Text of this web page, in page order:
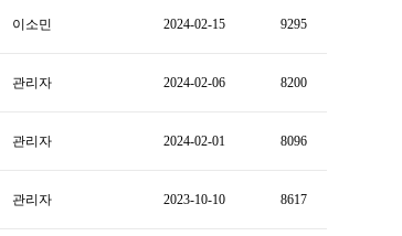
이소민 2024-02-15 9295
관리자 2024-02-06 8200
관리자 2024-02-01 8096
관리자 2023-10-10 8617